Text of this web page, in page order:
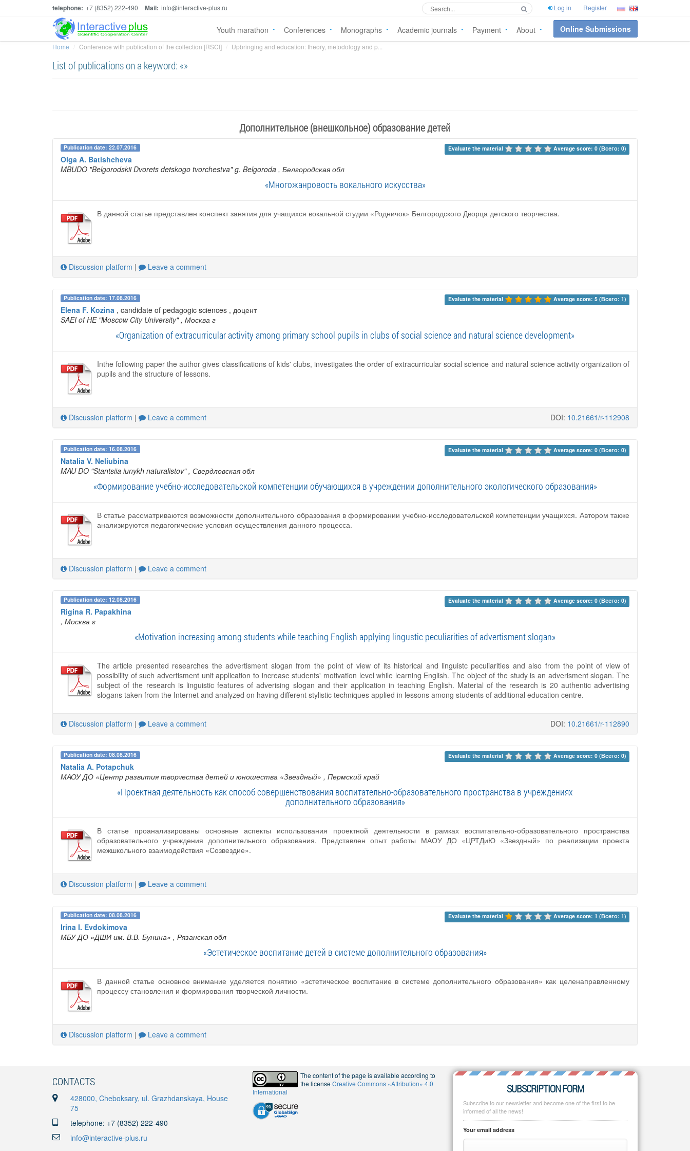
telephone: +7 (8352) 222-490 Mail: info@interactive-plus.ru Log in Register
Youth marathon Conferences Monographs Academic journals Payment About Online Submissions
Home Conference with publication of the collection [RSCI] Upbringing and education: theory, metodology and p...
List of publications on a keyword: «»
Дополнительное (внешкольное) образование детей
Publication date: 22.07.2016 Evaluate the material Average score: 0 (Всего: 0)
Olga A. Batishcheva
MBUDO "Belgorodskii Dvorets detskogo tvorchestva" g. Belgoroda , Белгородская обл
«Многожанровость вокального искусства»
В данной статье представлен конспект занятия для учащихся вокальной студии «Родничок» Белгородского Дворца детского творчества.
Discussion platform | Leave a comment
Publication date: 17.08.2016 Evaluate the material Average score: 5 (Всего: 1)
Elena F. Kozina , candidate of pedagogic sciences , доцент
SAEI of HE "Moscow City University" , Москва г
«Organization of extracurricular activity among primary school pupils in clubs of social science and natural science development»
Inthe following paper the author gives classifications of kids' clubs, investigates the order of extracurricular social science and natural science activity organization of
pupils and the structure of lessons.
Discussion platform | Leave a comment DOI: 10.21661/r-112908
Publication date: 16.08.2016 Evaluate the material Average score: 0 (Всего: 0)
Natalia V. Neliubina
MAU DO "Stantsiia iunykh naturalistov" , Свердловская обл
«Формирование учебно-исследовательской компетенции обучающихся в учреждении дополнительного экологического образования»
В статье рассматриваются возможности дополнительного образования в формировании учебно-исследовательской компетенции учащихся. Автором также
анализируются педагогические условия осуществления данного процесса.
Discussion platform | Leave a comment
Publication date: 12.08.2016 Evaluate the material Average score: 0 (Всего: 0)
Rigina R. Papakhina
, Москва г
«Motivation increasing among students while teaching English applying lingustic peculiarities of advertisment slogan»
The article presented researches the advertisment slogan from the point of view of its historical and linguistc peculiarities and also from the point of view of
possibility of such advertisment unit application to increase students' motivation level while learning English. The object of the study is an adverisment slogan. The
subject of the research is linguistic features of adverising slogan and their application in teaching English. Material of the research is 20 authentic advertising
slogans taken from the Internet and analyzed on having different stylistic techniques applied in lessons among students of additional education centre.
Discussion platform | Leave a comment DOI: 10.21661/r-112890
Publication date: 08.08.2016 Evaluate the material Average score: 0 (Всего: 0)
Natalia A. Potapchuk
МАОУ ДО «Центр развития творчества детей и юношества «Звездный» , Пермский край
«Проектная деятельность как способ совершенствования воспитательно-образовательного пространства в учреждениях
дополнительного образования»
В статье проанализированы основные аспекты использования проектной деятельности в рамках воспитательно-образовательного пространства
образовательного учреждения дополнительного образования. Представлен опыт работы МАОУ ДО «ЦРТДиЮ «Звездный» по реализации проекта
межшкольного взаимодействия «Созвездие».
Discussion platform | Leave a comment
Publication date: 08.08.2016 Evaluate the material Average score: 1 (Всего: 1)
Irina I. Evdokimova
МБУ ДО «ДШИ им. В.В. Бунина» , Рязанская обл
«Эстетическое воспитание детей в системе дополнительного образования»
В данной статье основное внимание уделяется понятию «эстетическое воспитание в системе дополнительного образования» как целенаправленному
процессу становления и формирования творческой личности.
Discussion platform | Leave a comment
CONTACTS
428000, Cheboksary, ul. Grazhdanskaya, House
75
telephone: +7 (8352) 222-490
info@interactive-plus.ru
The content of the page is available according to
the licenseCreative Commons «Attribution» 4.0
International
SUBSCRIPTION FORM
Subscribe to our newsletter and become one of the first to be
informed of all the news!
Your email address